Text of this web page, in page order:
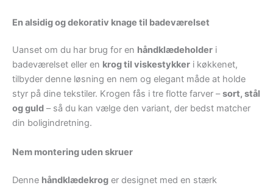
En alsidig og dekorativ knage til badeværelset
Uanset om du har brug for en håndklædeholder i
badeværelset eller en krog til viskestykker i køkkenet,
tilbyder denne løsning en nem og elegant måde at holde
styr på dine tekstiler. Krogen fås i tre flotte farver –sort, stål
og guld – så du kan vælge den variant, der bedst matcher
din boligindretning.
Nem montering uden skruer
Denne håndklædekrog er designet med en stærk